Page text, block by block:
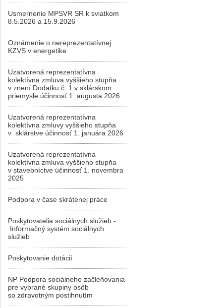
Usmernenie MPSVR SR k sviatkom
8.5.2026 a 15.9.2026
Oznámenie o nereprezentatívnej
KZVS v energetike
Uzatvorená reprezentatívna
kolektívna zmluva vyššieho stupňa
v znení Dodatku č. 1 v sklárskom
priemysle účinnosť 1. augusta 2026
Uzatvorená reprezentatívna
kolektívna zmluvy vyššieho stupňa
v sklárstve účinnosť 1. januára 2026
Uzatvorená reprezentatívna
kolektívna zmluva vyššieho stupňa
v stavebníctve účinnosť 1. novembra
2025
Podpora v čase skrátenej práce
Poskytovatelia sociálnych služieb -
Informačný systém sociálnych
služieb
Poskytovanie dotácií
NP Podpora sociálneho začleňovania
pre vybrané skupiny osôb
so zdravotným postihnutím